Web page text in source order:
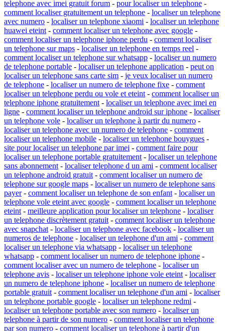
telephone avec imei gratuit forum - pour localiser un telephone -
comment localiser gratuitement un telephone - localiser un telephone
avec numero - localiser un telephone xiaomi - localiser un telephone
huawei eteint - comment localiser un telephone avec google -
comment localiser un telephone iphone perdu - comment localiser
un telephone sur maps - localiser un telephone en temps reel -
comment localiser un telephone sur whatsapp - localiser un numero
de telephone portable - localiser un telephone application - peut on
localiser un telephone sans carte sim - je veux localiser un numero
de telephone - localiser un numero de telephone fixe - comment
localiser un telephone perdu ou vole et eteint - comment localiser un
telephone iphone gratuitement - localiser un telephone avec imei en
ligne - comment localiser un telephone android sur iphone - localiser
un telephone vole - localiser un telephone à partir du numero -
localiser un telephone avec un numero de telephone - comment
localiser un telephone mobile - localiser un telephone bouygues -
site pour localiser un telephone par imei - comment faire pour
localiser un telephone portable gratuitement - localiser un telephone
sans abonnement - localiser telephone d un ami - comment localiser
un telephone android gratuit - comment localiser un numero de
telephone sur google maps - localiser un numero de telephone sans
payer- comment localiser un telephone de son enfant - localiser un
telephone vole eteint avec google - comment localiser un telephone
eteint - meilleure application pour localiser un telephone - localiser
un telephone discrètement gratuit - comment localiser un telephone
avec snapchat - localiser un telephone avec facebook - localiser un
numeros de telephone - localiser un telephone d'un ami - comment
localiser un telephone via whatsapp - localiser un telephone
whatsapp - comment localiser un numero de telephone iphone -
comment localiser avec un numero de telephone - localiser un
telephone avis - localiser un telephone iphone vole eteint - localiser
un numero de telephone iphone - localiser un numero de telephone
portable gratuit - comment localiser un telephone d'un ami - localiser
un telephone portable google - localiser un telephone redmi -
localiser un telephone portable avec son numero - localiser un
telephone à partir de son numero - comment localiser un telephone
par son numero - comment localiser un telephone à partir d'un